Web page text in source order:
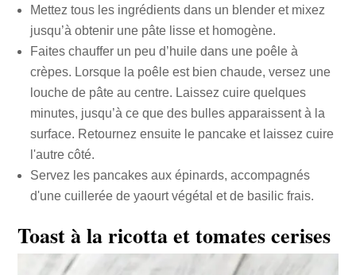
Mettez tous les ingrédients dans un blender et mixez
jusqu’à obtenir une pâte lisse et homogène.
Faites chauffer un peu d’huile dans une poêle à
crèpes. Lorsque la poêle est bien chaude, versez une
louche de pâte au centre. Laissez cuire quelques
minutes, jusqu’à ce que des bulles apparaissent à la
surface. Retournez ensuite le pancake et laissez cuire
l'autre côté.
Servez les pancakes aux épinards, accompagnés
d'une cuillerée de yaourt végétal et de basilic frais.
Toast à la ricotta et tomates cerises